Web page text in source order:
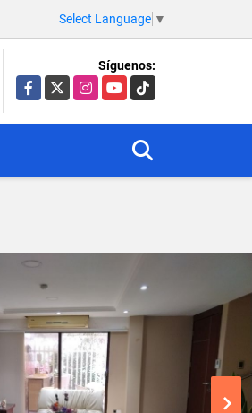
Select Language ▼
Síguenos:
Facebook
X InstagramYouTubeTikTok